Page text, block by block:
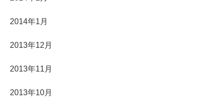
2014年1月
2013年12月
2013年11月
2013年10月